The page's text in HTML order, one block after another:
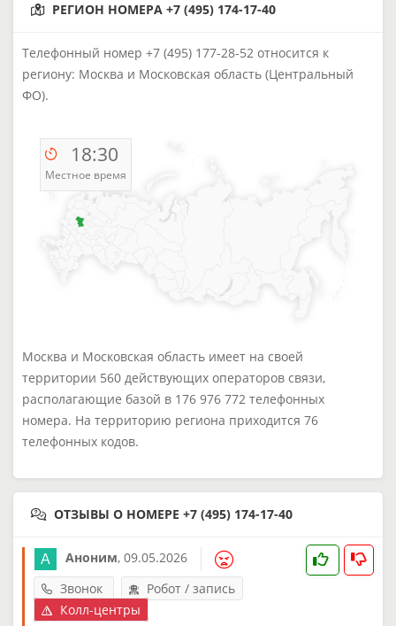
РЕГИОН НОМЕРА +7 (495) 174-17-40
Телефонный номер +7 (495) 177-28-52 относится к
региону: Москва и Московская область (Центральный
ФО).
18:30
Местное время
Москва и Московская область имеет на своей
территории 560 действующих операторов связи,
располагающие базой в 176 976 772 телефонных
номера. На территорию региона приходится 76
телефонных кодов.
ОТЗЫВЫ О НОМЕРЕ +7 (495) 174-17-40
Аноним, 09.05.2026
Звонок
Робот / запись
Колл-центры